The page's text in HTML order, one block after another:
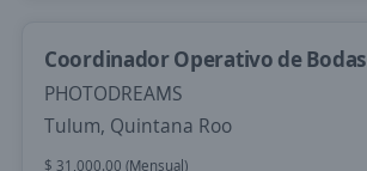
Coordinador Operativo de Bodas
PHOTODREAMS
Tulum, Quintana Roo
$ 31,000.00 (Mensual)